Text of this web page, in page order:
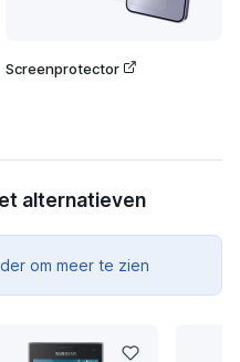
Screenprotector
alternatieven
om meer te zien